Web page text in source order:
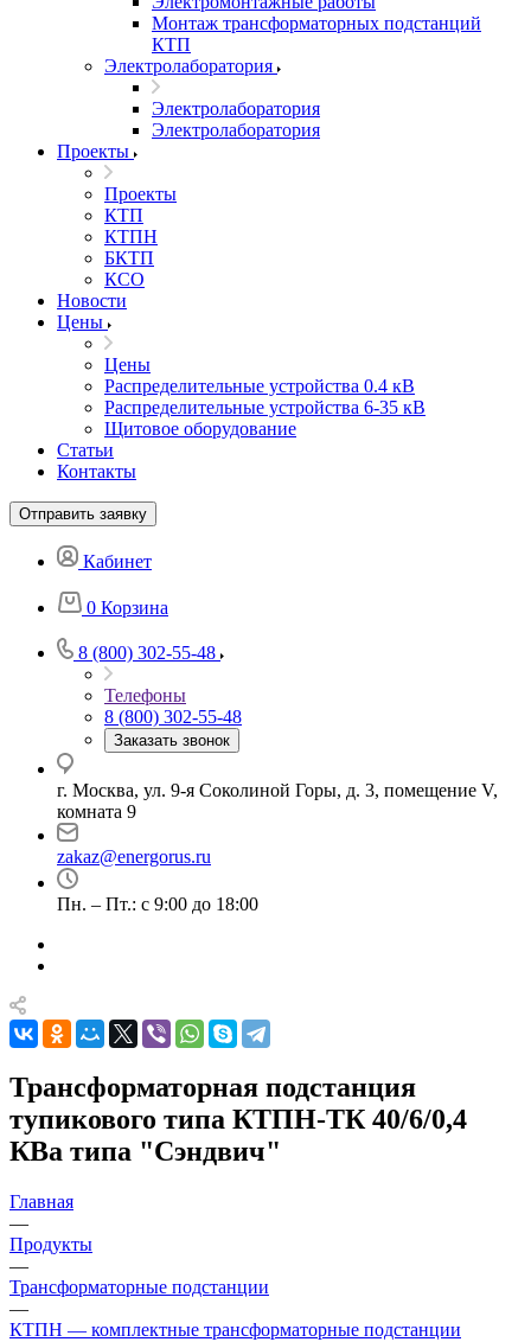
Монтаж трансформаторных подстанций
КТП
Электролаборатория
Электролаборатория
Электролаборатория
Проекты
Проекты
КТП
КТПН
БКТП
КСО
Новости
Цены
Цены
Распределительные устройства 0.4 кВ
Распределительные устройства 6-35 кВ
Щитовое оборудование
Статьи
Контакты
Отправить заявку
Кабинет
0 Корзина
8 (800) 302-55-48
Телефоны
8 (800) 302-55-48
Заказать звонок
г. Москва, ул. 9-я Соколиной Горы, д. 3, помещение V,
комната 9
zakaz@energorus.ru
Пн. – Пт.: с 9:00 до 18:00
Трансформаторная подстанция
тупикового типа КТПН-ТК 40/6/0,4
КВа типа "Сэндвич"
Главная
—
Продукты
—
Трансформаторные подстанции
—
КТПН — комплектные трансформаторные подстанции